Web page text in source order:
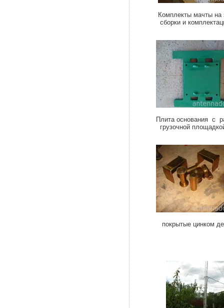
Комплекты мачты
сборки и
Плита основания с
покрытые цинком